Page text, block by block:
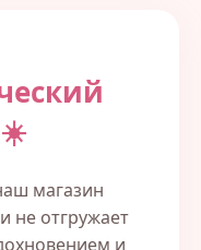
☀️
магазин
не отгружает
и